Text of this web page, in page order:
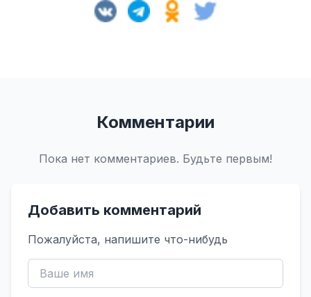
Комментарии
Пока нет комментариев. Будьте первым!
Добавить комментарий
Пожалуйста, напишите что-нибудь